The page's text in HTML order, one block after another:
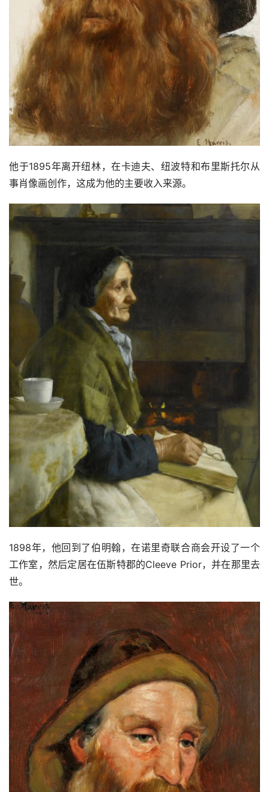
页
资
讯
空
他于1895年离开纽林，在卡迪夫、纽波特和布里斯托尔从
事肖像画创作，这成为他的主要收入来源。
1898年，他回到了伯明翰，在诺里奇联合商会开设了一个
工作室，然后定居在伍斯特郡的Cleeve Prior，并在那里去
世。